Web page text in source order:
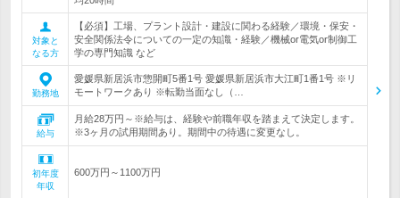
対象と
なる方
【必須】工場、プラント設計・建設に関わる経験／環境・保安・
安全関係法令についての一定の知識・経験／機械or電気or制御工
学の専門知識 など
勤務地
愛媛県新居浜市惣開町5番1号 愛媛県新居浜市大江町1番1号 ※リ
モートワークあり ※転勤当面なし（…
給与
月給28万円～※給与は、経験や前職年収を踏まえて決定します。
※3ヶ月の試用期間あり。期間中の待遇に変更なし。
初年度
年収
600万円～1100万円